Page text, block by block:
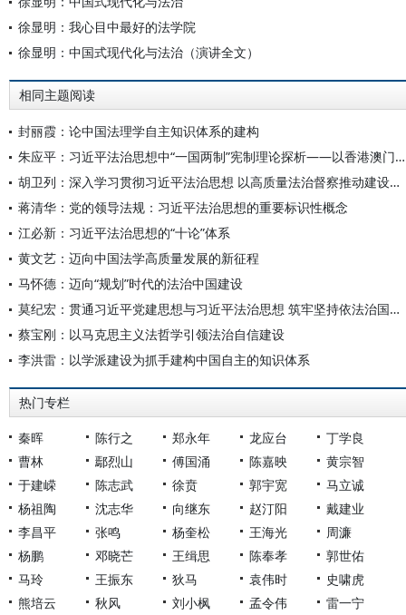
徐显明：我心目中最好的法学院
徐显明：中国式现代化与法治（演讲全文）
相同主题阅读
封丽霞：论中国法理学自主知识体系的建构
朱应平：习近平法治思想中“一国两制”宪制理论探析——以香港澳门特区依法治理为例
胡卫列：深入学习贯彻习近平法治思想 以高质量法治督察推动建设更高水平社会主义法治国家
蒋清华：党的领导法规：习近平法治思想的重要标识性概念
江必新：习近平法治思想的“十论”体系
黄文艺：迈向中国法学高质量发展的新征程
马怀德：迈向“规划”时代的法治中国建设
莫纪宏：贯通习近平党建思想与习近平法治思想 筑牢坚持依法治国和依规治党有机统一的理论根基
蔡宝刚：以马克思主义法哲学引领法治自信建设
李洪雷：以学派建设为抓手建构中国自主的知识体系
热门专栏
秦晖 陈行之 郑永年 龙应台
丁学良
曹林
鄢烈山 傅国涌 陈嘉映
黄宗智
于建嵘
陈志武 徐贲 郭宇宽
马立诚
杨祖陶
沈志华 向继东 赵汀阳
戴建业
李昌平
张鸣 杨奎松 王海光
周濂
杨鹏
邓晓芒 王缉思 陈奉孝
郭世佑
马玲
王振东 狄马 袁伟时
史啸虎
熊培云
秋风 刘小枫 孟令伟 雷一宁